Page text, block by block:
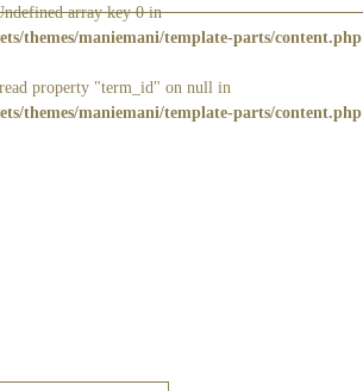
array key 0 in
themes/maniemani/template-parts/content.php
property "term_id" on null in
themes/maniemani/template-parts/content.php